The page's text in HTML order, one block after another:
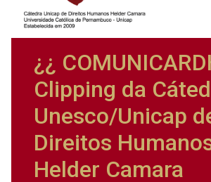
¿¿
Clipping da
Unesco/Unicap
Direitos
Helder Camara